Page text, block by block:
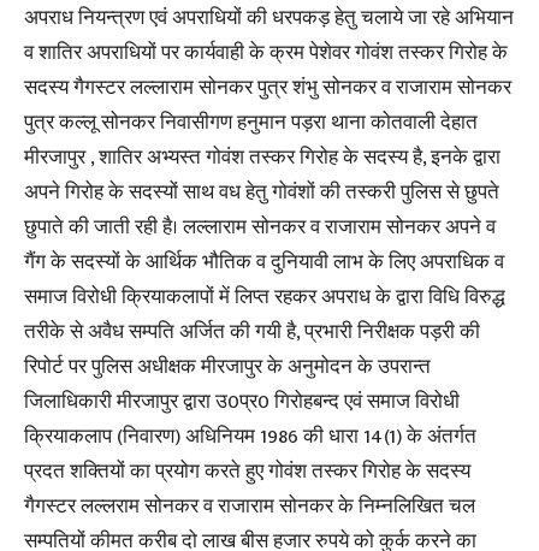
अपराध नियन्त्रण एवं अपराधियों की धरपकड़ हेतु चलाये जा रहे अभियान
व शातिर अपराधियों पर कार्यवाही के क्रम पेशेवर गोवंश तस्कर गिरोह के
सदस्य गैगस्टर लल्लाराम सोनकर पुत्र शंभु सोनकर व राजाराम सोनकर
पुत्र कल्लू सोनकर निवासीगण हनुमान पड़रा थाना कोतवाली देहात
मीरजापुर , शातिर अभ्यस्त गोवंश तस्कर गिरोह के सदस्य है, इनके द्वारा
अपने गिरोह के सदस्यों साथ वध हेतु गोवंशों की तस्करी पुलिस से छुपते
छुपाते की जाती रही है। लल्लाराम सोनकर व राजाराम सोनकर अपने व
गैंग के सदस्यों के आर्थिक भौतिक व दुनियावी लाभ के लिए अपराधिक व
समाज विरोधी क्रियाकलापों में लिप्त रहकर अपराध के द्वारा विधि विरुद्ध
तरीके से अवैध सम्पति अर्जित की गयी है, प्रभारी निरीक्षक पड़री की
रिपोर्ट पर पुलिस अधीक्षक मीरजापुर के अनुमोदन के उपरान्त
जिलाधिकारी मीरजापुर द्वारा उ0प्र0 गिरोहबन्द एवं समाज विरोधी
क्रियाकलाप (निवारण) अधिनियम 1986 की धारा 14(1) के अंतर्गत
प्रदत शक्तियों का प्रयोग करते हुए गोवंश तस्कर गिरोह के सदस्य
गैगस्टर लल्लराम सोनकर व राजाराम सोनकर के निम्नलिखित चल
सम्पतियों कीमत करीब दो लाख बीस हजार रुपये को कुर्क करने का